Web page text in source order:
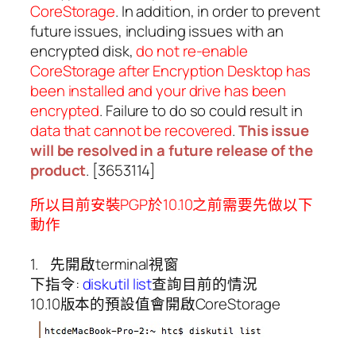
CoreStorage. In addition, in order to prevent
future issues, including issues with an
encrypted disk,do not re-enable
CoreStorage after Encryption Desktop has
been installed and your drive has been
encrypted. Failure to do so could result in
data that cannot be recovered.This issue
will be resolved in a future release of the
product. [3653114]
所以目前安裝PGP於10.10之前需要先做以下
動作
1. 先開啟terminal視窗
下指令:diskutil list查詢目前的情況
10.10版本的預設值會開啟CoreStorage